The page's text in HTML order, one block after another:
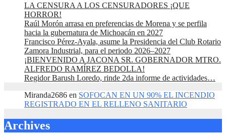
LA CENSURA A LOS CENSURADORES ¡QUE
HORROR!
Raúl Morón arrasa en preferencias de Morena y se perfila
hacia la gubernatura de Michoacán en 2027
Francisco Pérez-Ayala, asume la Presidencia del Club Rotario
Zamora Industrial, para el periodo 2026–2027
¡BIENVENIDO A JACONA SR. GOBERNADOR MTRO.
ALFREDO RAMÍREZ BEDOLLA!
Regidor Barush Loredo, rinde 2da informe de actividades…
Miranda2686 en SOFOCAN EN UN 90% EL INCENDIO
REGISTRADO EN EL RELLENO SANITARIO
Archives